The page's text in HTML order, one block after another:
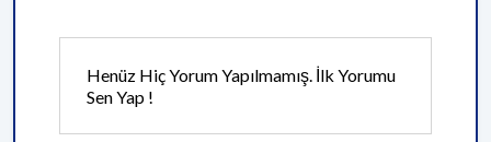
Henüz Hiç Yorum Yapılmamış. İlk Yorumu
Sen Yap !